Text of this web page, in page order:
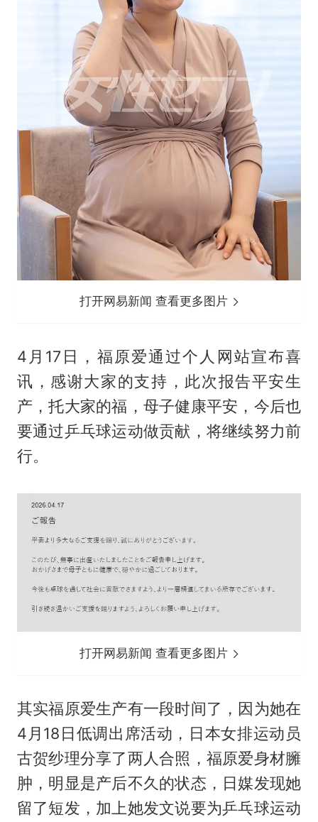
打开网易新闻 查看更多图片
4月17日，福原爱通过个人网站宣布喜
讯，感谢大家的支持，此次报告平安生
产，托大家的福，母子健康平安，今后也
要通过乒乓球运动做贡献，将继续努力前
行。
打开网易新闻 查看更多图片
其实福原爱生产有一段时间了，因为她在
4月18日低调出席活动，日本女排运动员
古贺纱理分享了两人合照，福原爱身材臃
肿，明显是产后不久的状态，日媒发现她
留了短发，加上她发文说要为乒乓球运动